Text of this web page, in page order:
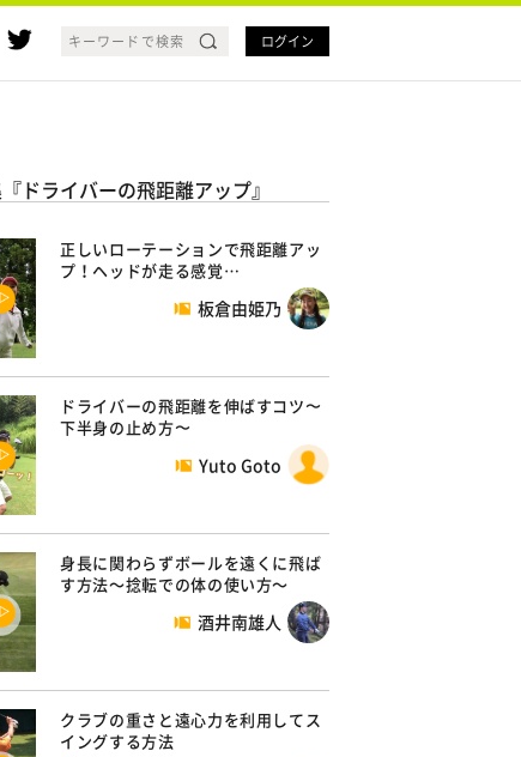
ログイン
ドライバーの飛距離アップ』
正しいローテーションで飛距離アッ
プ！ヘッドが走る感覚…
板倉由姫乃
ドライバーの飛距離を伸ばすコツ〜
下半身の止め方〜
Yuto Goto
身長に関わらずボールを遠くに飛ば
す方法～捻転での体の使い方～
酒井南雄人
クラブの重さと遠心力を利用してス
イングする方法